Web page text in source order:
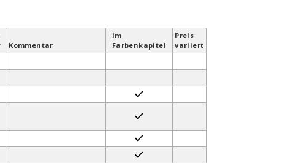
Kommentar
Im
Farben­kapitel
Preis
variiert